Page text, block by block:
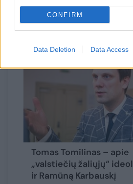
CONFIRM
Data Deletion Data Access
Susiję straipsniai
Tomas Tomilinas – apie
„valstiečių žaliųjų“
ir Ramūną Karbauskį